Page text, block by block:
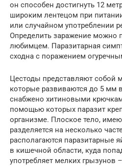
он способен достигнуть 12
широким лентецом при
или случайном употреблении
Определить заражение можно
любимцем. Паразитарная
сходна с поражением
Цестоды представляют собой
которые развиваются до 5 мм
снабжено хитиновыми
помощью которых паразит
организме. Плоское тело,
разделяется на несколько
располагаются паразитарные
в кишечной области, куда
употребляет мелких